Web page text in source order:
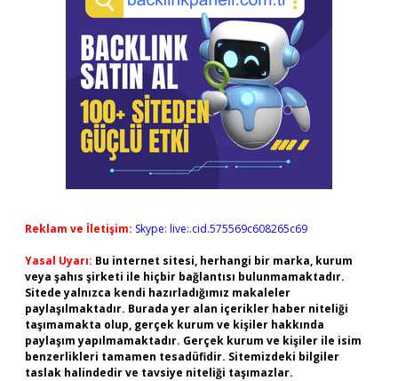
Reklam ve İletişim: Skype: live:.cid.575569c608265c69
Yasal Uyarı: Bu internet sitesi, herhangi bir marka, kurum
veya şahıs şirketi ile hiçbir bağlantısı bulunmamaktadır.
Sitede yalnızca kendi hazırladığımız makaleler
paylaşılmaktadır. Burada yer alan içerikler haber niteliği
taşımamakta olup, gerçek kurum ve kişiler hakkında
paylaşım yapılmamaktadır. Gerçek kurum ve kişiler ile isim
benzerlikleri tamamen tesadüfidir. Sitemizdeki bilgiler
taslak halindedir ve tavsiye niteliği taşımazlar.